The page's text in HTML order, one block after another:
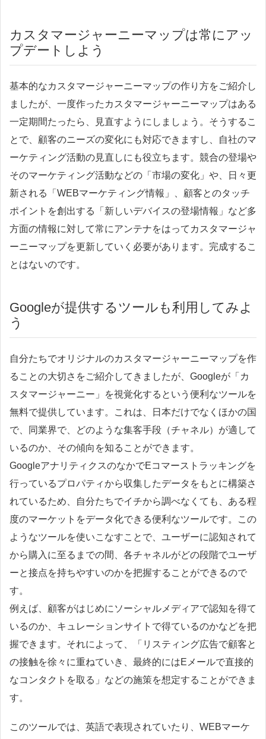
カスタマージャーニーマップは常にアッ
プデートしよう
基本的なカスタマージャーニーマップの作り方をご紹介し
ましたが、一度作ったカスタマージャーニーマップはある
一定期間たったら、見直すようにしましょう。そうするこ
とで、顧客のニーズの変化にも対応できますし、自社のマ
ーケティング活動の見直しにも役立ちます。競合の登場や
そのマーケティング活動などの「市場の変化」や、日々更
新される「WEBマーケティング情報」、顧客とのタッチ
ポイントを創出する「新しいデバイスの登場情報」など多
方面の情報に対して常にアンテナをはってカスタマージャ
ーニーマップを更新していく必要があります。完成するこ
とはないのです。
Googleが提供するツールも利用してみよ
う
自分たちでオリジナルのカスタマージャーニーマップを作
ることの大切さをご紹介してきましたが、Googleが「カ
スタマージャーニー」を視覚化するという便利なツールを
無料で提供しています。これは、日本だけでなくほかの国
で、同業界で、どのような集客手段（チャネル）が適して
いるのか、その傾向を知ることができます。
GoogleアナリティクスのなかでEコマーストラッキングを
行っているプロパティから収集したデータをもとに構築さ
れているため、自分たちでイチから調べなくても、ある程
度のマーケットをデータ化できる便利なツールです。この
ようなツールを使いこなすことで、ユーザーに認知されて
から購入に至るまでの間、各チャネルがどの段階でユーザ
ーと接点を持ちやすいのかを把握することができるので
す。
例えば、顧客がはじめにソーシャルメディアで認知を得て
いるのか、キュレーションサイトで得ているのかなどを把
握できます。それによって、「リスティング広告で顧客と
の接触を徐々に重ねていき、最終的にはEメールで直接的
なコンタクトを取る」などの施策を想定することができま
す。
このツールでは、英語で表現されていたり、WEBマーケ